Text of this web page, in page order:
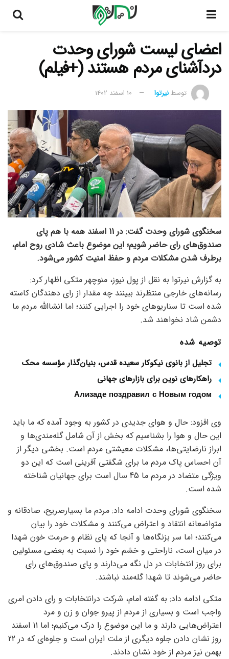
اعضای لیست شورای وحدت
دردآشنای مردم هستند (+فیلم)
توسطنیرتوا 10 اسفند 1402
سخنگوی شورای وحدت گفت: در 11 اسفند همه با هم پای
صندوق‌های رای حاضر شویم؛ این موضوع باعث شادی روح امام،
برطرف شدن مشکلات مردم و حفظ امنیت کشور می‌شود.
به گزارش نیرتوا به نقل از پول نیوز، منوچهر متکی اظهار کرد:
رسانه‌های خارجی منتظرند ببینند چه مقدار از رای دهندگان کاسته
شده است تا سناریوهای خود را اجرایی کنند؛ اما انشاالله مردم ما
دشمن شاد نخواهند شد.
توصیه شده
تجلیل از بانوی نیکوکار سعیده قدس، بنیان‌گذار مؤسسه محک
راهکارهای نوین برای بازارهای جهانی
Ализаде поздравил с Новым годом
وی افزود: حال و هوای جدیدی در کشور به وجود آمده که ما باید
این حال و هوا را بشناسیم که بخش از آن شامل گله‌مندی‌ها و
ابراز نارضایتی‌ها، مشکلات معیشتی مردم است. بخشی دیگر از
آن احساس پاک مردم ما برای شگفتی آفرینی است که این دو
ویژگی متضاد در مردم ما 45 سال است برای جهانیان شناخته
شده است.
سخنگوی شورای وحدت ادامه داد: مردم ما بسیارصریح، صادقانه و
متواضعانه انتقاد و اعتراض می‌کنند و مشکلات خود را بیان
می‌کنند؛ اما سر بزنگاه‌ها و آنجا که پای نظام و حرمت خون شهدا
در میان است، ناراحتی و خشم خود را نسبت به بعضی مسئولین
برای روز انتخابات در دل نگه می‌دارند و پای صندوق‌های رای
حاضر می‌شوند تا شهدا گله‌مند نباشند.
متکی ادامه داد: به گفته امام، شرکت درانتخابات و رای دادن امری
واجب است و بسیاری از مردم از پیرو جوان و زن و مرد
اعتراض‌هایی دارند و ما این موضوع را درک می‌کنیم؛ اما 11 اسفند
روز نشان دادن جلوه دیگری از ملت ایران است و جلوه‌ای که در 22
بهمن نیز مردم از خود نشان دادند.